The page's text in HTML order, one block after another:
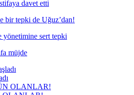
davet etti
bir tepki de Uğuz’dan!
yönetimine sert tepki
müjde